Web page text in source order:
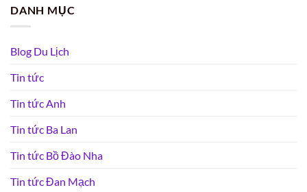
DANH MỤC
Blog Du Lịch
Tin tức
Tin tức Anh
Tin tức Ba Lan
Tin tức Bồ Đào Nha
Tin tức Đan Mạch